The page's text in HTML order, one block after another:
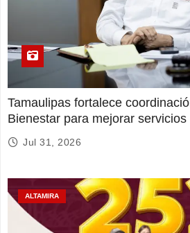
Tamaulipas fortalece
Bienestar para mejorar servicios
Jul 31, 2026
ALTAMIRA